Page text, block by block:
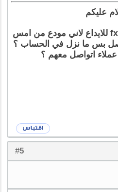
عليكم
سوال كم وقت تحتاج fxdd للايداع لاني مودع من امس
وصل بس ما نزل في الحساب ؟
اتواصل معهم ؟
#
5